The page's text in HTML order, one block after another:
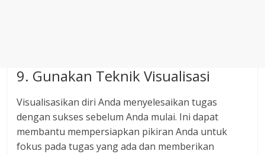
9. Gunakan Teknik Visualisasi
Visualisasikan diri Anda menyelesaikan tugas
dengan sukses sebelum Anda mulai. Ini dapat
membantu mempersiapkan pikiran Anda untuk
fokus pada tugas yang ada dan memberikan